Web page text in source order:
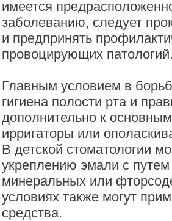
имеется
заболеванию, следует
и предпринять
провоцирующих патологий.
Главным условием в
гигиена полости рта и
дополнительно к
ирригаторы или
В детской стоматологии
укреплению эмали с
минеральных или
условиях также могут
средства.